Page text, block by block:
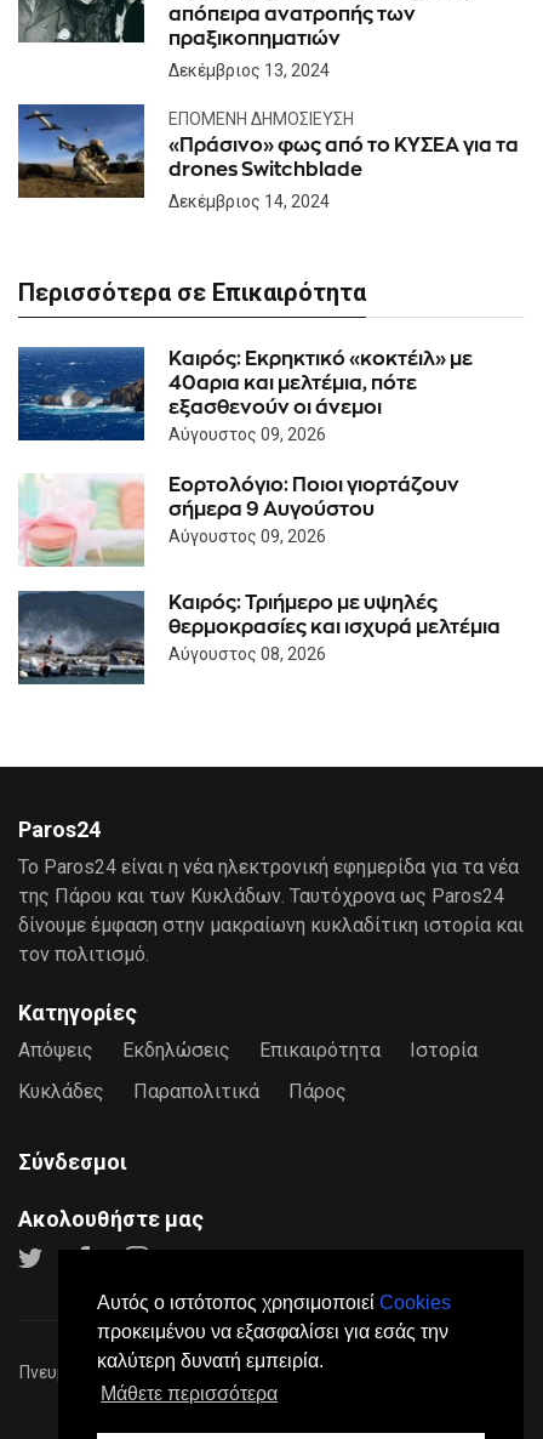
Αυτός ο ιστότοπος χρησιμοποιεί Cookies
προκειμένου να εξασφαλίσει για εσάς την
καλύτερη δυνατή εμπειρία.
Μάθετε περισσότερα
απόπειρα ανατροπής των
πραξικοπηματιών
Δεκέμβριος 13, 2024
ΕΠΌΜΕΝΗ ΔΗΜΟΣΊΕΥΣΗ
«Πράσινο» φως από το ΚΥΣΕΑ για τα
drones Switchblade
Δεκέμβριος 14, 2024
Περισσότερα σε Επικαιρότητα
Καιρός: Eκρηκτικό «κοκτέιλ» με
40αρια και μελτέμια, πότε
εξασθενούν οι άνεμοι
Αύγουστος 09, 2026
Εορτολόγιο: Ποιοι γιορτάζουν
σήμερα 9 Αυγούστου
Αύγουστος 09, 2026
Καιρός: Τριήμερο με υψηλές
θερμοκρασίες και ισχυρά μελτέμια
Αύγουστος 08, 2026
Paros24
Το Paros24 είναι η νέα ηλεκτρονική εφημερίδα για τα νέα
της Πάρου και των Κυκλάδων. Ταυτόχρονα ως Paros24
δίνουμε έμφαση στην μακραίωνη κυκλαδίτικη ιστορία και
τον πολιτισμό.
Κατηγορίες
Απόψεις Εκδηλώσεις Επικαιρότητα
Ιστορία
Κυκλάδες
Παραπολιτικά Πάρος
Σύνδεσμοι
Ακολουθήστε μας
Πνευματικά Δικαιώματα © 2026Paros24
νόμιμου δικαιώματος.